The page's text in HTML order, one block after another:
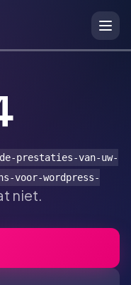
prestaties-van-uw-
voor-wordpress-
niet.